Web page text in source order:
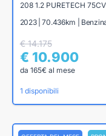
208 1.2 PURETECH
2023 | 70.436km |
€ 14.175
€ 10.900
da 165€ al mese
1 disponibili